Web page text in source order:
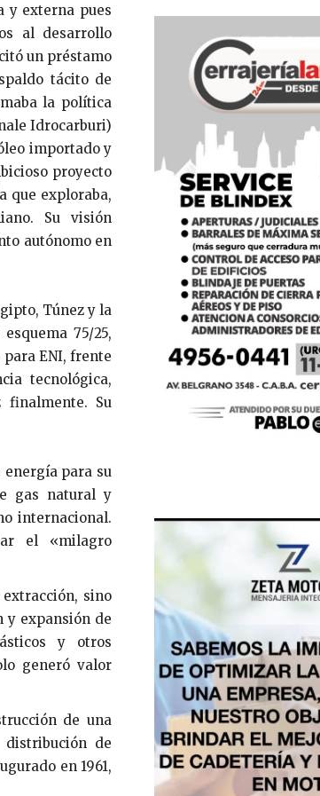
y externa pues
al desarrollo
un préstamo
tácito de
la política
Idrocarburi)
importado y
proyecto
que exploraba,
Su visión
autónomo en
Túnez y la
75/25,
ENI, frente
tecnológica,
Su
energía para su
gas natural y
internacional.
el «milagro
sino
y expansión de
y otros
generó valor
de una
de
en 1961,